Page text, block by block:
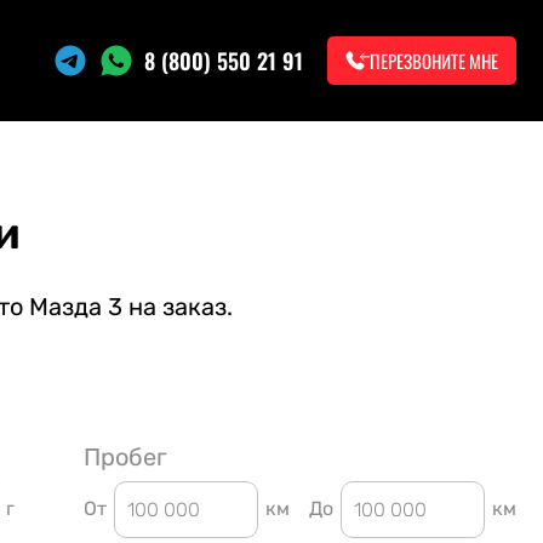
8 (800) 550 21 91 ПЕРЕЗВОНИТЕ МНЕ
Мазда 3 на заказ.
г
Пробег
От км До км